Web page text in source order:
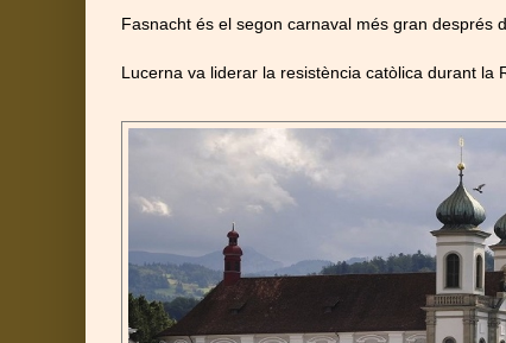
Fasnacht és el segon carnaval més gran després
Lucerna va liderar la resistència catòlica durant la